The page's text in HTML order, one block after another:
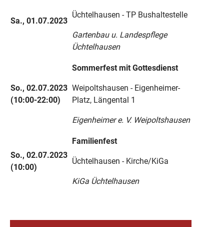
Sa., 01.07.2023
Üchtelhausen - TP Bushaltestelle
Gartenbau u. Landespflege
Üchtelhausen
So., 02.07.2023
(10:00-22:00)
Sommerfest mit Gottesdienst
Weipoltshausen - Eigenheimer-
Platz, Längental 1
Eigenheimer e. V. Weipoltshausen
So., 02.07.2023
(10:00)
Familienfest
Üchtelhausen - Kirche/KiGa
KiGa Üchtelhausen